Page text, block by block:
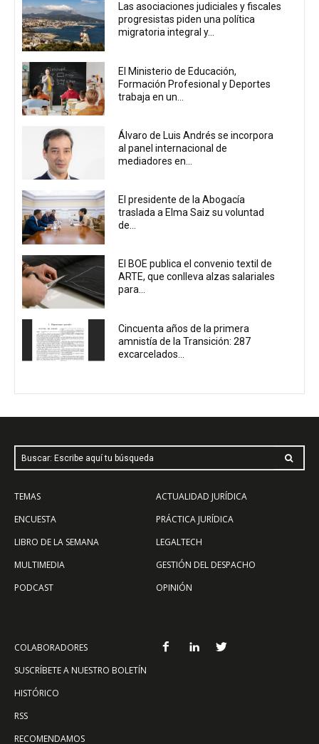
Las asociaciones judiciales y fiscales
progresistas piden una política
migratoria integral y...
El Ministerio de Educación,
Formación Profesional y Deportes
trabaja en un...
Álvaro de Luis Andrés se incorpora
al panel internacional de
mediadores en...
El presidente de la Abogacía
traslada a Elma Saiz su voluntad
de...
El BOE publica el convenio textil de
ARTE, que conlleva alzas salariales
para...
Cincuenta años de la primera
amnistía de la Transición: 287
excarcelados...
Buscar: Escribe aquí tu búsqueda
TEMAS
ENCUESTA
LIBRO DE LA SEMANA
MULTIMEDIA
PODCAST
ACTUALIDAD JURÍDICA
PRÁCTICA JURÍDICA
LEGALTECH
GESTIÓN DEL DESPACHO
OPINIÓN
COLABORADORES
SUSCRÍBETE A NUESTRO BOLETÍN
HISTÓRICO
RSS
RECOMENDAMOS